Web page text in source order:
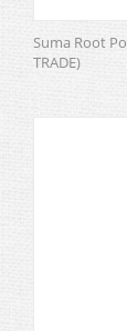
Suma Root
TRADE)